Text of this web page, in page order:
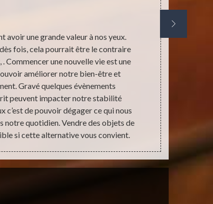
avoir une grande valeur à nos yeux.
fois, cela pourrait être le contraire
une nouvelle vie est une
améliorer notre bien-être et
Gravé quelques évènements
peuvent impacter notre stabilité
c’est de pouvoir dégager ce qui nous
notre quotidien. Vendre des objets de
si cette alternative vous convient.
Un